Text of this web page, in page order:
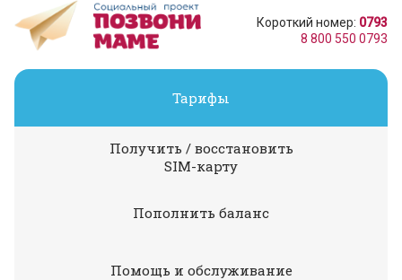
Короткий номер: 0793
8 800 550 0793
Тарифы
Получить / восстановить
SIM-карту
Пополнить баланс
Помощь и обслуживание